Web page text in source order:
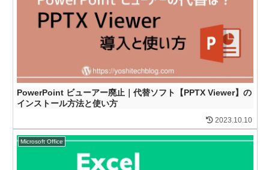
PowerPoint ビューアー廃止｜代替ソフト【PPTX Viewer】の
インストール方法と使い方
2023.10.10
Microsoft Office